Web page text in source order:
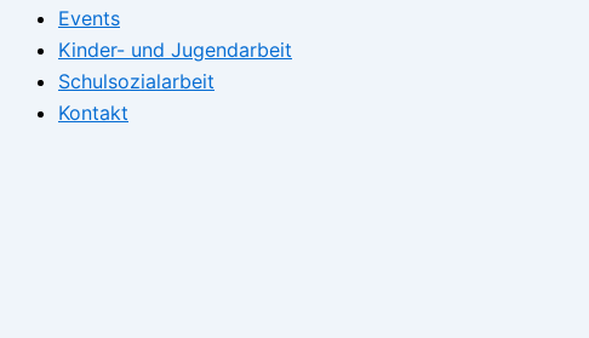
Events
Kinder- und Jugendarbeit
Schulsozialarbeit
Kontakt